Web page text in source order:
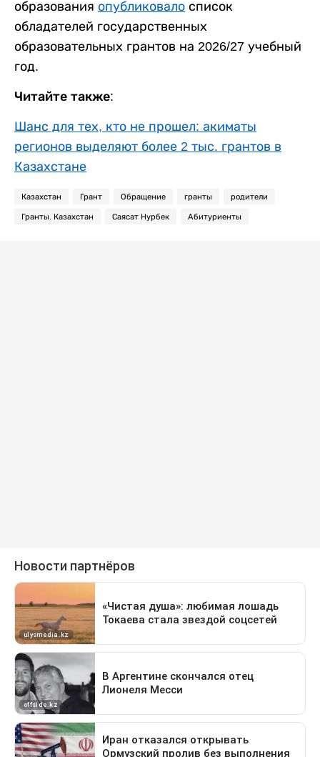
образования опубликовало список
обладателей государственных
образовательных грантов на 2026/27 учебный
год.
Читайте также:
Шанс для тех, кто не прошел: акиматы
регионов выделяют более 2 тыс. грантов в
Казахстане
Казахстан Грант Обращение гранты родители
Гранты. Казахстан Саясат Нурбек Абитуриенты